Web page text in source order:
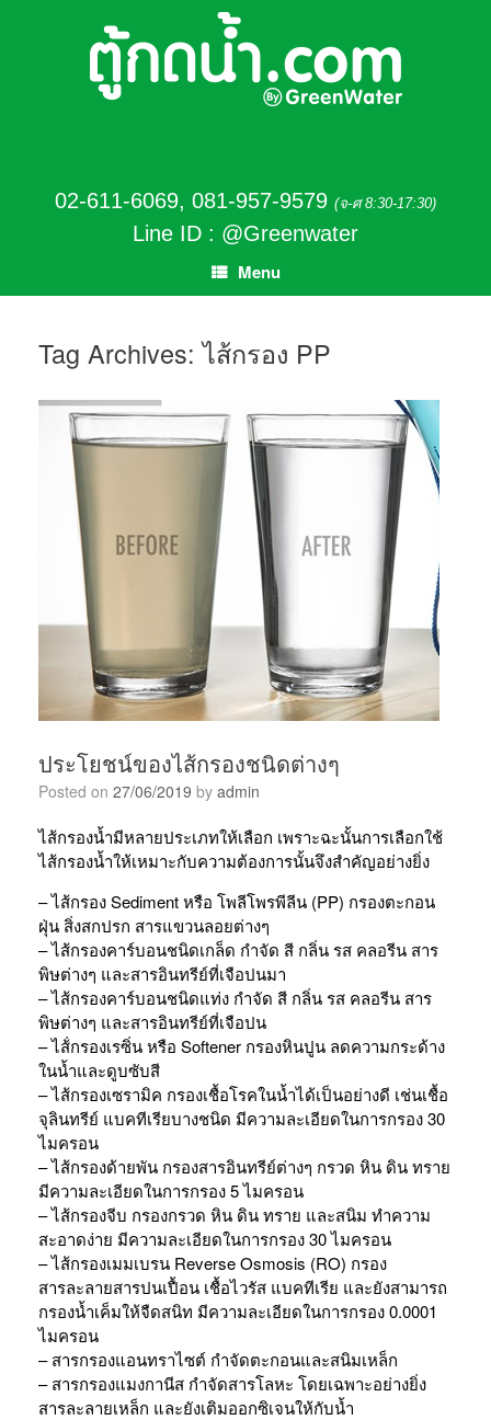
02-611-6069, 081-957-9579 (จ-ศ 8:30-17:30)
Line ID : @Greenwater
Menu
Tag Archives:ไส้กรอง PP
ประโยชน์ของไส้กรองชนิดต่างๆ
Posted on 27/06/2019 by admin
ไส้กรองน้ำมีหลายประเภทให้เลือก เพราะฉะนั้นการเลือกใช้
ไส้กรองน้ำให้เหมาะกับความต้องการนั้นจึงสำคัญอย่างยิ่ง
– ไส้กรอง Sediment หรือ โพลีโพรพีลีน (PP) กรองตะกอน
ฝุ่น สิ่งสกปรก สารแขวนลอยต่างๆ
– ไส้กรองคาร์บอนชนิดเกล็ด กำจัด สี กลิ่น รส คลอรีน สาร
พิษต่างๆ และสารอินทรีย์ที่เจือปนมา
– ไส้กรองคาร์บอนชนิดแท่ง กำจัด สี กลิ่น รส คลอรีน สาร
พิษต่างๆ และสารอินทรีย์ที่เจือปน
– ไส้่กรองเรซิ่น หรือ Softener กรองหินปูน ลดความกระด้าง
ในน้ำและดูบซับสี
– ไส้กรองเซรามิค กรองเชื้อโรคในน้ำได้เป็นอย่างดี เช่นเชื้อ
จุลินทรีย์ แบคทีเรียบางชนิด มีความละเอียดในการกรอง 30
ไมครอน
– ไส้กรองด้ายพัน กรองสารอินทรีย์ต่างๆ กรวด หิน ดิน ทราย
มีความละเอียดในการกรอง 5 ไมครอน
– ไส้กรองจีบ กรองกรวด หิน ดิน ทราย และสนิม ทำความ
สะอาดง่าย มีความละเอียดในการกรอง 30 ไมครอน
– ไส้กรองเมมเบรน Reverse Osmosis (RO) กรอง
สารละลายสารปนเปื้อน เชื้อไวรัส แบคทีเรีย และยังสามารถ
กรองน้ำเค็มให้จืดสนิท มีความละเอียดในการกรอง 0.0001
ไมครอน
– สารกรองแอนทราไซต์ กำจัดตะกอนและสนิมเหล็ก
– สารกรองแมงกานีส กำจัดสารโลหะ โดยเฉพาะอย่างยิ่ง
สารละลายเหล็ก และยังเติมออกซิเจนให้กับน้ำ